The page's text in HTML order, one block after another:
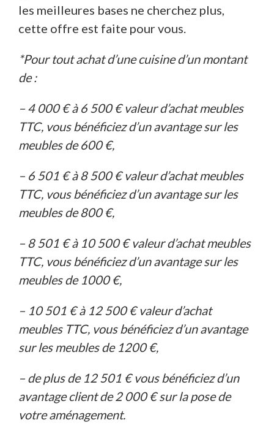
les meilleures bases ne cherchez plus,
cette offre est faite pour vous.
*Pour tout achat d’une cuisine d’un montant
de :
– 4 000 € à 6 500 € valeur d’achat meubles
TTC, vous bénéficiez d’un avantage sur les
meubles de 600 €,
– 6 501 € à 8 500 € valeur d’achat meubles
TTC, vous bénéficiez d’un avantage sur les
meubles de 800 €,
– 8 501 € à 10 500 € valeur d’achat meubles
TTC, vous bénéficiez d’un avantage sur les
meubles de 1000 €,
– 10 501 € à 12 500 € valeur d’achat
meubles TTC, vous bénéficiez d’un avantage
sur les meubles de 1200 €,
– de plus de 12 501 € vous bénéficiez d’un
avantage client de 2 000 € sur la pose de
votre aménagement.